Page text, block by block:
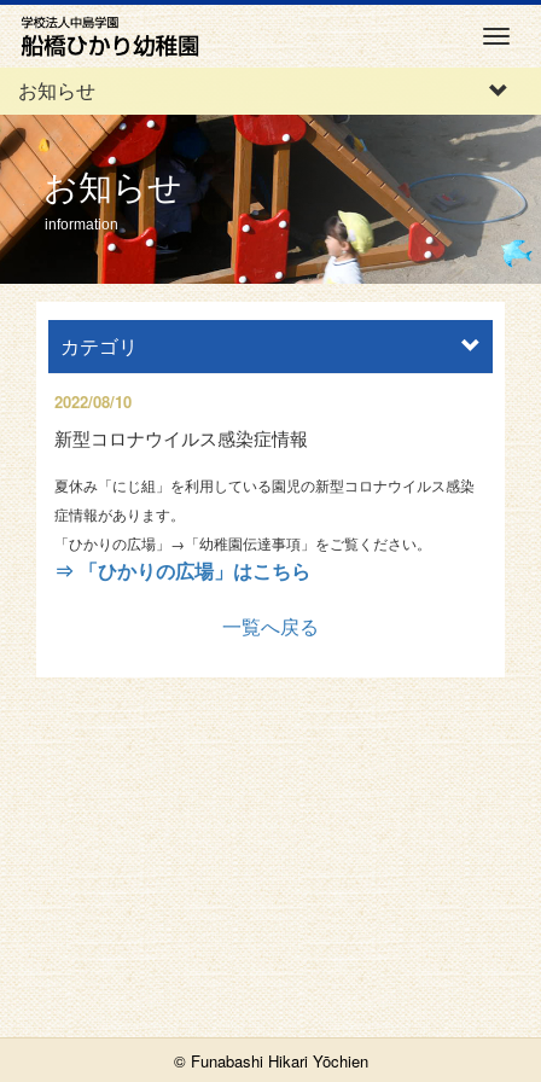
M
e
n
u
お知らせ
お知らせ
information
カテゴリ
2022/08/10
新型コロナウイルス感染症情報
夏休み「にじ組」を利用している園児の新型コロナウイルス感染
症情報があります。
「ひかりの広場」→「幼稚園伝達事項」をご覧ください。
⇒ 「ひかりの広場」はこちら
一覧へ戻る
© Funabashi Hikari Yōchien